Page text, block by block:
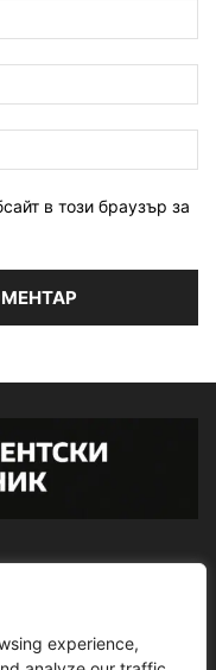
experience,
в този браузър за
НИ